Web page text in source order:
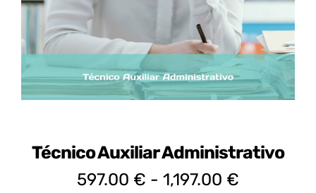
Técnico Auxiliar Administrativo
597.00 € - 1,197.00 €